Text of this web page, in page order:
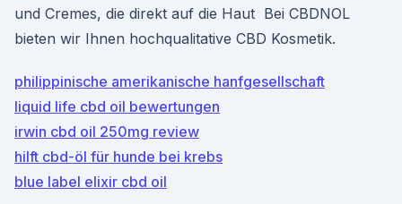
und Cremes, die direkt auf die Haut Bei CBDNOL
bieten wir Ihnen hochqualitative CBD Kosmetik.
philippinische amerikanische hanfgesellschaft
liquid life cbd oil bewertungen
irwin cbd oil 250mg review
hilft cbd-öl für hunde bei krebs
blue label elixir cbd oil